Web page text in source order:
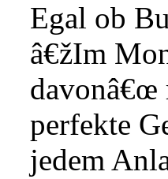
Egal ob
â€žIm
davonâ€œ
perfekte
jedem